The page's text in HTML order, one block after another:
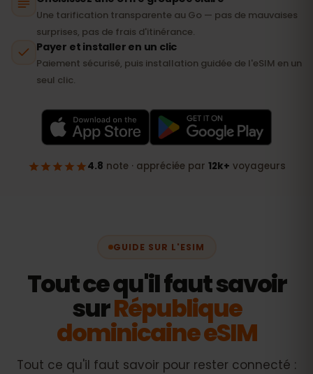
GUIDE SUR L'ESIM
Tout ce qu'il faut savoir
surRépublique
dominicaine eSIM
Tout ce qu'il faut savoir pour rester connecté :